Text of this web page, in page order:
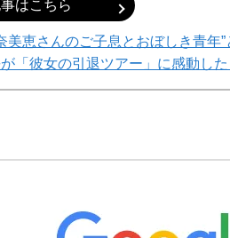
はこちら
美恵さんのご子息とおぼしき青年
「彼女の引退ツアー」に感動した